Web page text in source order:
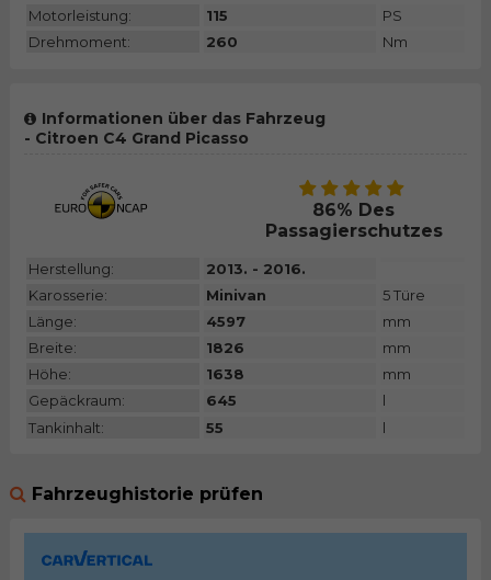
Motorleistung:
115
PS
Drehmoment:
260 Nm
Informationen über das Fahrzeug
- Citroen C4 Grand Picasso
86% Des
Passagierschutzes
Herstellung:
2013. - 2016.
Karosserie:
Minivan
5 Türe
Länge:
4597
mm
Breite:
1826
mm
Höhe:
1638
mm
Gepäckraum:
645
l
Tankinhalt:
55 l
Fahrzeughistorie prüfen